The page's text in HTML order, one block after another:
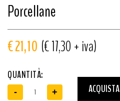
Porcellane
€ 21,10 (€ 17,30 + iva)
QUANTITÀ:
- + ACQUISTA